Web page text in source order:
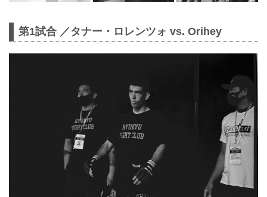
第1試合 ／タナー・ロレンツォ vs. Orihey